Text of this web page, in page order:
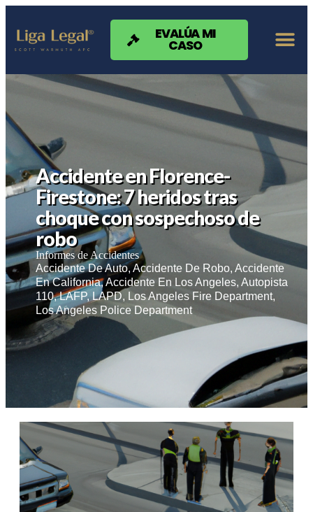
Nota:
sitio
web
sistema
EVALÚA MI
CASO
Accidente en Florence-
Firestone: 7 heridos tras
choque con sospechoso de
robo
Informes de Accidentes
Accidente De Auto,Accidente De Robo,Accidente
En California,Accidente En Los Angeles,Autopista
110,LAFP,LAPD, Los Angeles Fire Department,
Los Angeles Police Department